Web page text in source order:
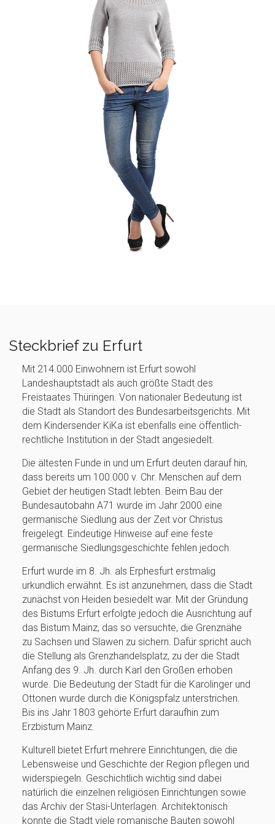
Steckbrief zu Erfurt
Mit 214.000 Einwohnern ist Erfurt sowohl
Landeshauptstadt als auch größte Stadt des
Freistaates Thüringen. Von nationaler Bedeutung ist
die Stadt als Standort des Bundesarbeitsgerichts. Mit
dem Kindersender KiKa ist ebenfalls eine öffentlich-
rechtliche Institution in der Stadt angesiedelt.
Die ältesten Funde in und um Erfurt deuten darauf hin,
dass bereits um 100.000 v. Chr. Menschen auf dem
Gebiet der heutigen Stadt lebten. Beim Bau der
Bundesautobahn A71 wurde im Jahr 2000 eine
germanische Siedlung aus der Zeit vor Christus
freigelegt. Eindeutige Hinweise auf eine feste
germanische Siedlungsgeschichte fehlen jedoch.
Erfurt wurde im 8. Jh. als Erphesfurt erstmalig
urkundlich erwähnt. Es ist anzunehmen, dass die Stadt
zunächst von Heiden besiedelt war. Mit der Gründung
des Bistums Erfurt erfolgte jedoch die Ausrichtung auf
das Bistum Mainz, das so versuchte, die Grenznähe
zu Sachsen und Slawen zu sichern. Dafür spricht auch
die Stellung als Grenzhandelsplatz, zu der die Stadt
Anfang des 9. Jh. durch Karl den Großen erhoben
wurde. Die Bedeutung der Stadt für die Karolinger und
Ottonen wurde durch die Königspfalz unterstrichen.
Bis ins Jahr 1803 gehörte Erfurt daraufhin zum
Erzbistum Mainz.
Kulturell bietet Erfurt mehrere Einrichtungen, die die
Lebensweise und Geschichte der Region pflegen und
widerspiegeln. Geschichtlich wichtig sind dabei
natürlich die einzelnen religiösen Einrichtungen sowie
das Archiv der Stasi-Unterlagen. Architektonisch
konnte die Stadt viele romanische Bauten sowohl